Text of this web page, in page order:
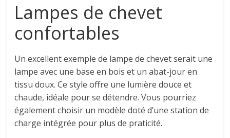
Lampes de chevet
confortables
Un excellent exemple de lampe de chevet serait une
lampe avec une base en bois et un abat-jour en
tissu doux. Ce style offre une lumière douce et
chaude, idéale pour se détendre. Vous pourriez
également choisir un modèle doté d’une station de
charge intégrée pour plus de praticité.